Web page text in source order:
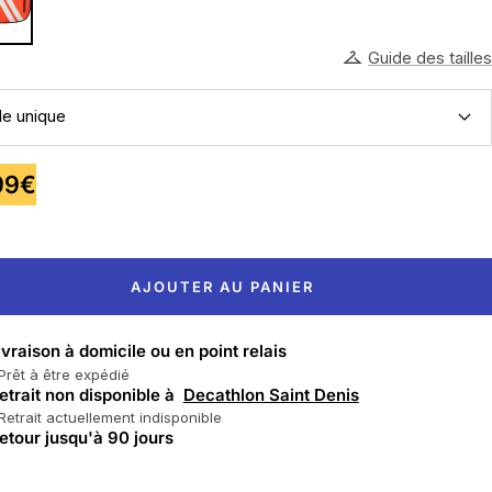
Guide des tailles
unique
AJOUTER AU PANIER
à domicile ou en point relais
à être expédié
non disponible à Decathlon Saint Denis
actuellement indisponible
jusqu'à 90 jours